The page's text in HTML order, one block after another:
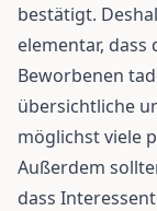
bestätigt.
elementar, dass
Beworbenen
übersichtliche
möglichst viele
Außerdem
dass